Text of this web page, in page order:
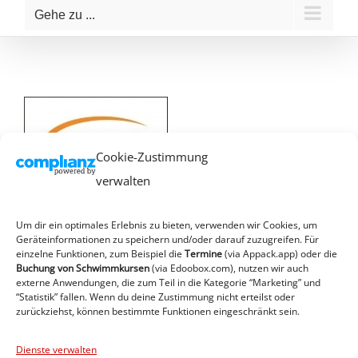
Cookie-Zustimmung
verwalten
Um dir ein optimales Erlebnis zu bieten, verwenden wir Cookies, um
Geräteinformationen zu speichern und/oder darauf zuzugreifen. Für
einzelne Funktionen, zum Beispiel die Termine(via Appack.app) oder die
Buchung von Schwimmkursen(via Edoobox.com), nutzen wir auch
externe Anwendungen, die zum Teil in die Kategorie “Marketing” und
“Statistik” fallen. Wenn du deine Zustimmung nicht erteilst oder
zurückziehst, können bestimmte Funktionen eingeschränkt sein.
Dienste verwalten
Gehe zu ...